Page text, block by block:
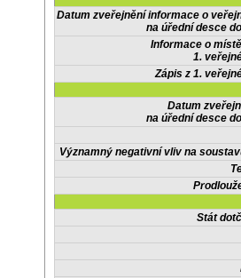
Datum zveřejnění informace o
na úřední desce
Informace o
1.
Zápis z 1.
Datum
na úřední desce
Významný negativní vliv na
Stát